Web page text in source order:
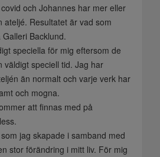
och Johannes har mer eller
ateljé. Resultatet är vad som
Backlund.
speciella för mig eftersom de
väldigt speciell tid. Jag har
än normalt och varje verk har
och mogna.
att finnas med på
jag skapade i samband med
stor förändring i mitt liv. För mig